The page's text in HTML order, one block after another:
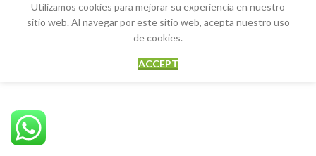
Utilizamos cookies para mejorar su experiencia en nuestro
sitio web. Al navegar por este sitio web, acepta nuestro uso
de cookies.
ACCEPT